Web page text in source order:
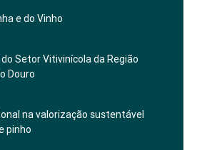
e do Vinho
do Setor Vitivinícola da Região
Douro
na valorização sustentável
pinho